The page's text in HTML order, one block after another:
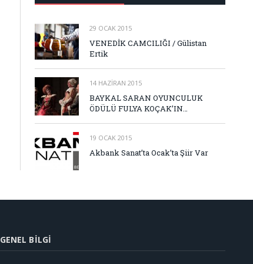
29 OCAK 2015
VENEDİK CAMCILIĞI / Gülistan
Ertik
14 HAZIRAN 2015
BAYKAL SARAN OYUNCULUK
ÖDÜLÜ FULYA KOÇAK’IN…
19 OCAK 2015
Akbank Sanat’ta Ocak’ta Şiir Var
GENEL BILGI